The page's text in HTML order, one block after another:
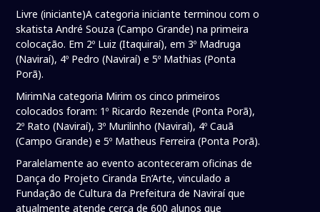
Livre (iniciante)A categoria iniciante terminou com o
skatista André Souza (Campo Grande) na primeira
colocação. Em 2º Luiz (Itaquiraí), em 3º Madruga
(Naviraí), 4º Pedro (Naviraí) e 5º Mathias (Ponta
Porã).
MirimNa categoria Mirim os cinco primeiros
colocados foram: 1º Ricardo Rezende (Ponta Porã),
2º Rato (Naviraí), 3º Murilinho (Naviraí), 4º Cauã
(Campo Grande) e 5º Matheus Ferreira (Ponta Porã).
Paralelamente ao evento aconteceram oficinas de
Dança do Projeto Ciranda En’Arte, vinculado a
Fundação de Cultura da Prefeitura de Naviraí que
atualmente atende cerca de 600 alunos que